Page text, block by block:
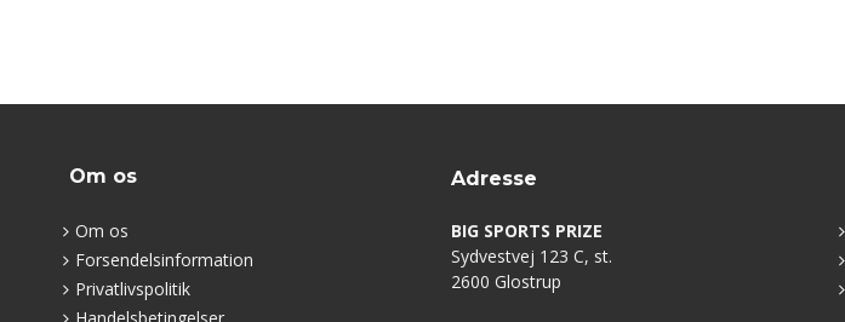
Om os
Om os
Forsendelsinformation
Privatlivspolitik
Adresse
BIG SPORTS PRIZE
Sydvestvej 123 C, st.
2600 Glostrup